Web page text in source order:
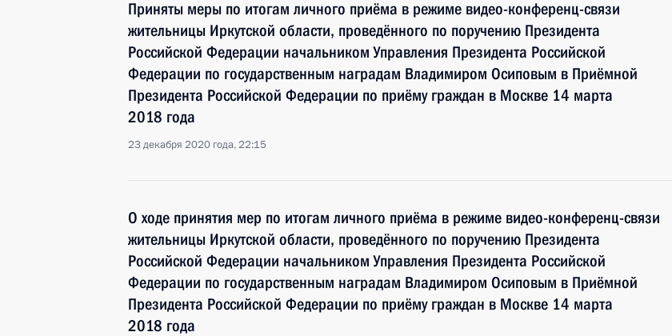
Приняты меры по итогам личного приёма в режиме видео-конференц-связи
жительницы Иркутской области, проведённого по поручению Президента
Российской Федерации начальником Управления Президента Российской
Федерации по государственным наградам Владимиром Осиповым в Приёмной
Президента Российской Федерации по приёму граждан в Москве 14 марта
2018 года
23 декабря 2020 года, 22:15
О ходе принятия мер по итогам личного приёма в режиме видео-конференц-связи
жительницы Иркутской области, проведённого по поручению Президента
Российской Федерации начальником Управления Президента Российской
Федерации по государственным наградам Владимиром Осиповым в Приёмной
Президента Российской Федерации по приёму граждан в Москве 14 марта
2018 года